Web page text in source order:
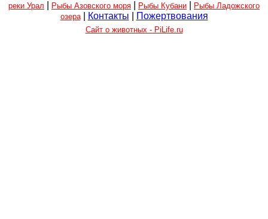
реки Урал
Рыбы Азовского моря Рыбы Кубани
Рыбы Ладожского
озера| Контакты Пожертвования
Сайт о животных - PiLife.ru